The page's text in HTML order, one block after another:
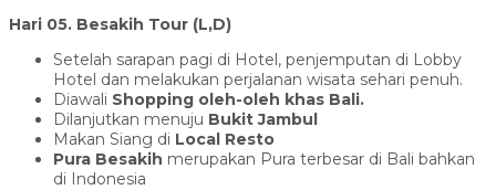
Hari 05. Besakih Tour (L,D)
Setelah sarapan pagi di Hotel, penjemputan di Lobby
Hotel dan melakukan perjalanan wisata sehari penuh.
Diawali Shopping oleh-oleh khas Bali.
Dilanjutkan menuju Bukit Jambul
Makan Siang di Local Resto
Pura Besakih merupakan Pura terbesar di Bali bahkan
di Indonesia